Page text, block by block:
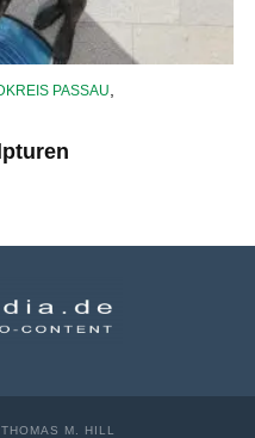
PASSAU
M. HILL